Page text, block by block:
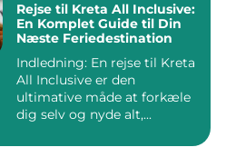
Rejse til Kreta All Inclusive:
En Komplet Guide til Din
Næste Feriedestination
Indledning: En rejse til Kreta
All Inclusive er den
ultimative måde at forkæle
dig selv og nyde alt,...